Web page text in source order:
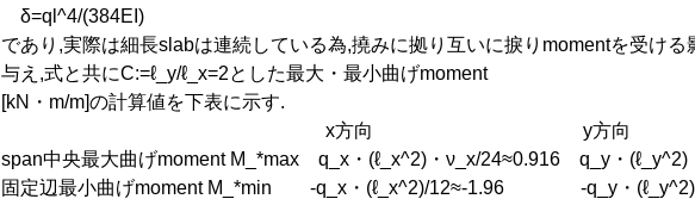
δ=ql^4/(384EI)
であり,実際は細長slabは連続している為,撓みに拠り互いに捩りmomentを受け
与え,式と共にC:=ℓ_y/ℓ_x=2とした最大・最小曲げmoment
[kN・m/m]の計算値を下表に示す.
x方向 y方向
span中央最大曲げmoment M_*max q_x・(ℓ_x^2)・ν_x/24≈0.916 q_y・(ℓ_y^2)
固定辺最小曲げmoment M_*min -q_x・(ℓ_x^2)/12≈-1.96 -q_y・(ℓ_y^2)/